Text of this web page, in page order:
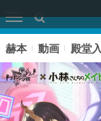
赫本 動画 殿堂